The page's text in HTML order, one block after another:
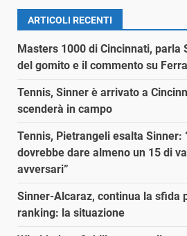
ARTICOLI RECENTI
Masters 1000 di Cincinnati, parla
del gomito e il commento su
Tennis, Sinner è arrivato a
scenderà in campo
Tennis, Pietrangeli esalta Sinner:
dovrebbe dare almeno un 15 di
avversari”
Sinner-Alcaraz, continua la sfida
ranking: la situazione